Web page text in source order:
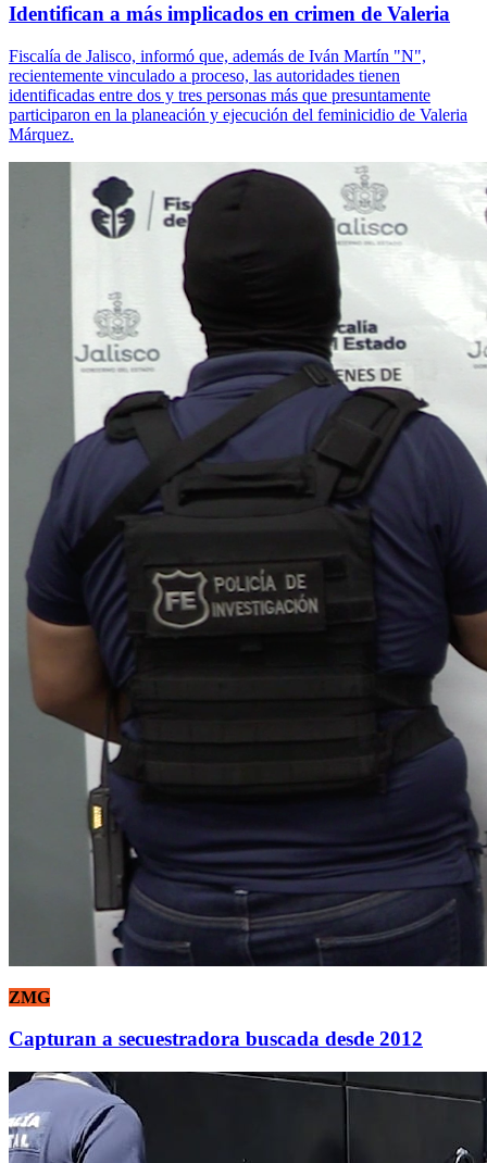
Identifican a más implicados en crimen de Valeria
Fiscalía de Jalisco, informó que, además de Iván Martín "N",
recientemente vinculado a proceso, las autoridades tienen
identificadas entre dos y tres personas más que presuntamente
participaron en la planeación y ejecución del feminicidio de Valeria
Márquez.
ZMG
Capturan a secuestradora buscada desde 2012